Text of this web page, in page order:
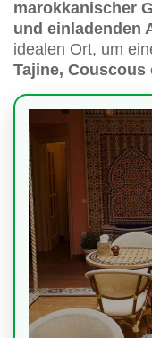
marokkanischer
und einladenden
idealen Ort, um
Tajine, Couscous